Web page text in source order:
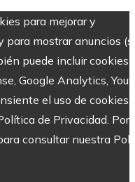
para mejorar y
para mostrar anuncios
puede incluir cookies
Google Analytics,
el uso de cookies.
de Privacidad. Por
consultar nuestra